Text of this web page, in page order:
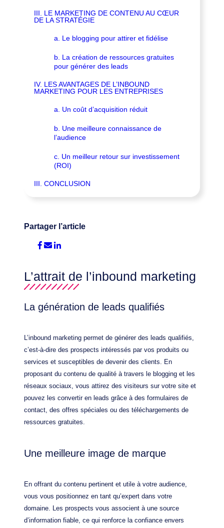
L’attrait de l’inbound marketing
La génération de leads qualifiés
L’inbound marketing permet de générer des leads qualifiés,
c’est-à-dire des prospects intéressés par vos produits ou
services et susceptibles de devenir des clients. En
proposant du contenu de qualité à travers le blogging et les
réseaux sociaux, vous attirez des visiteurs sur votre site et
pouvez les convertir en leads grâce à des formulaires de
contact, des offres spéciales ou des téléchargements de
ressources gratuites.
Une meilleure image de marque
En offrant du contenu pertinent et utile à votre audience,
vous vous positionnez en tant qu’expert dans votre
domaine. Les prospects vous associent à une source
d’information fiable, ce qui renforce la confiance envers
III. LE MARKETING DE CONTENU AU CŒUR
DE LA STRATÉGIE
a. Le blogging pour attirer et fidélise
b. La création de ressources gratuites
pour générer des leads
IV. LES AVANTAGES DE L’INBOUND
MARKETING POUR LES ENTREPRISES
a. Un coût d’acquisition réduit
b. Une meilleure connaissance de
l’audience
c. Un meilleur retour sur investissement
(ROI)
III. CONCLUSION
Partager l’article